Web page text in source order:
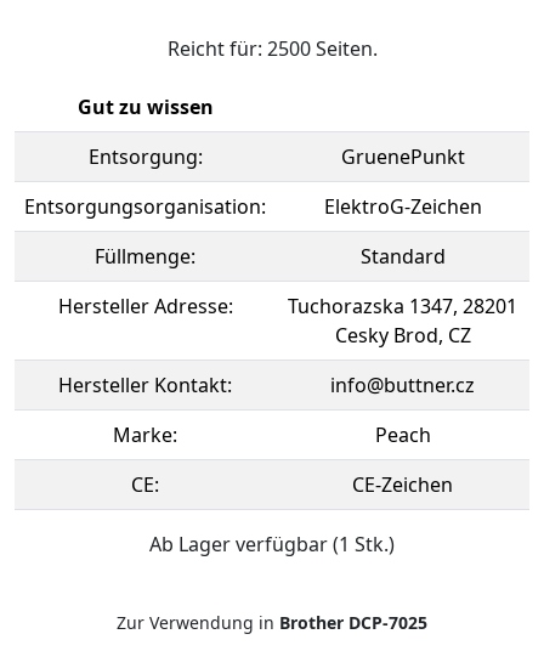
Reicht für: 2500 Seiten.
Gut zu wissen
Entsorgung:
GruenePunkt
Entsorgungsorganisation:
ElektroG-Zeichen
Füllmenge:
Standard
Hersteller Adresse:
Tuchorazska 1347, 28201
Cesky Brod, CZ
Hersteller Kontakt:
info@buttner.cz
Marke:
Peach
CE:
CE-Zeichen
Ab Lager verfügbar (1 Stk.)
Zur Verwendung in Brother DCP-7025